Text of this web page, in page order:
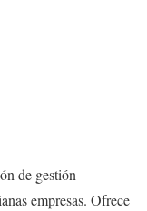
de gestión
empresas. Ofrece